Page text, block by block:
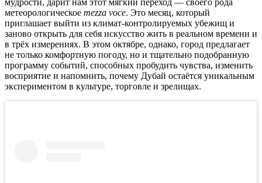
метеорологическое mezza voce. Это месяц, который
приглашает выйти из климат-контролируемых убежищ и
заново открыть для себя искусство жить в реальном времени и
в трёх измерениях. В этом октябре, однако, город предлагает
не только комфортную погоду, но и тщательно подобранную
программу событий, способных пробудить чувства, изменить
восприятие и напомнить, почему Дубай остаётся уникальным
экспериментом в культуре, торговле и зрелищах.